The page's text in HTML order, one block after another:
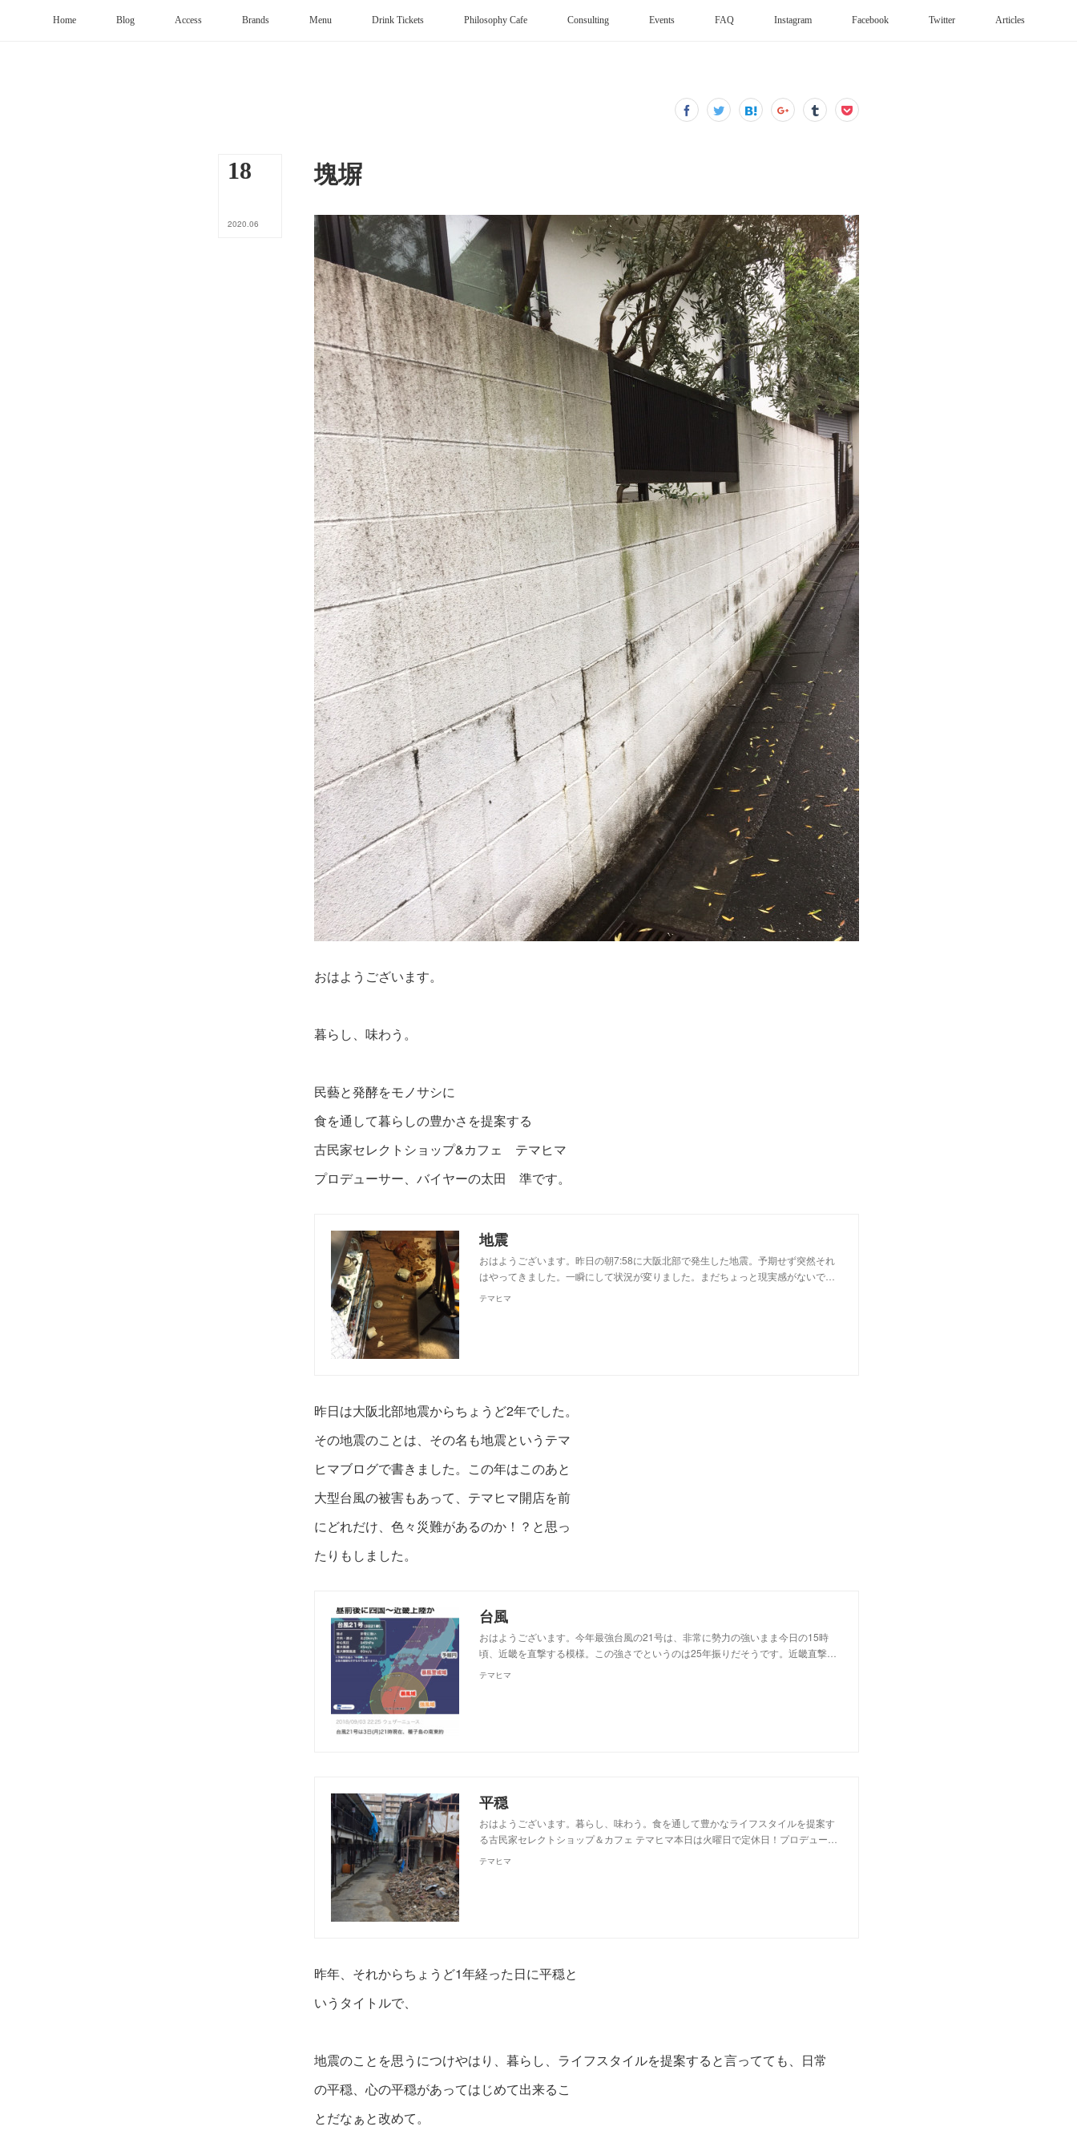
Home Blog Access Brands Menu Drink Tickets Philosophy Cafe Consulting Events FAQ Instagram Facebook Twitter Articles
18
2020.06
塊塀
おはようございます。
暮らし、味わう。
民藝と発酵をモノサシに
食を通して暮らしの豊かさを提案する
古民家セレクトショップ&カフェ テマヒマ
プロデューサー、バイヤーの太田 準です。
地震
おはようございます。昨日の朝7:58に大阪北部で発生した地震。予期せず突然それ
はやってきました。一瞬にして状況が変りました。まだちょっと現実感がないで…
テマヒマ
昨日は大阪北部地震からちょうど2年でした。
その地震のことは、その名も地震というテマ
ヒマブログで書きました。この年はこのあと
大型台風の被害もあって、テマヒマ開店を前
にどれだけ、色々災難があるのか！？と思っ
たりもしました。
台風
おはようございます。今年最強台風の21号は、非常に勢力の強いまま今日の15時
頃、近畿を直撃する模様。この強さでというのは25年振りだそうです。近畿直撃…
テマヒマ
平穏
おはようございます。暮らし、味わう。食を通して豊かなライフスタイルを提案す
る古民家セレクトショップ＆カフェ テマヒマ本日は火曜日で定休日！プロデュー…
テマヒマ
昨年、それからちょうど1年経った日に平穏と
いうタイトルで、
地震のことを思うにつけやはり、暮らし、ライフスタイルを提案すると言ってても、日常
の平穏、心の平穏があってはじめて出来るこ
とだなぁと改めて。